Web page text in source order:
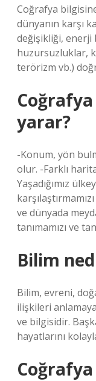
Coğrafya
dünyanın karşı
değişikliği, enerji
huzursuzluklar,
terörizm vb.)
yarar?
-Konum, yön
olur. -Farklı
Yaşadığımız
ve dünyada
tanımamızı ve
Bilim
Bilim, evreni,
ilişkileri
ve bilgisidir.
hayatlarını
Coğrafya